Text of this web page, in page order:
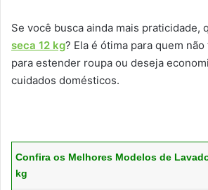
Se você busca ainda mais praticidade,
seca 12 kg? Ela é ótima para quem
para estender roupa ou deseja
cuidados domésticos.
Confira os Melhores Modelos de
kg